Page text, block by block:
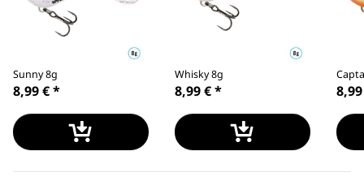
Sunny 8g
8,99 €*
Whisky 8g
8,99 €*